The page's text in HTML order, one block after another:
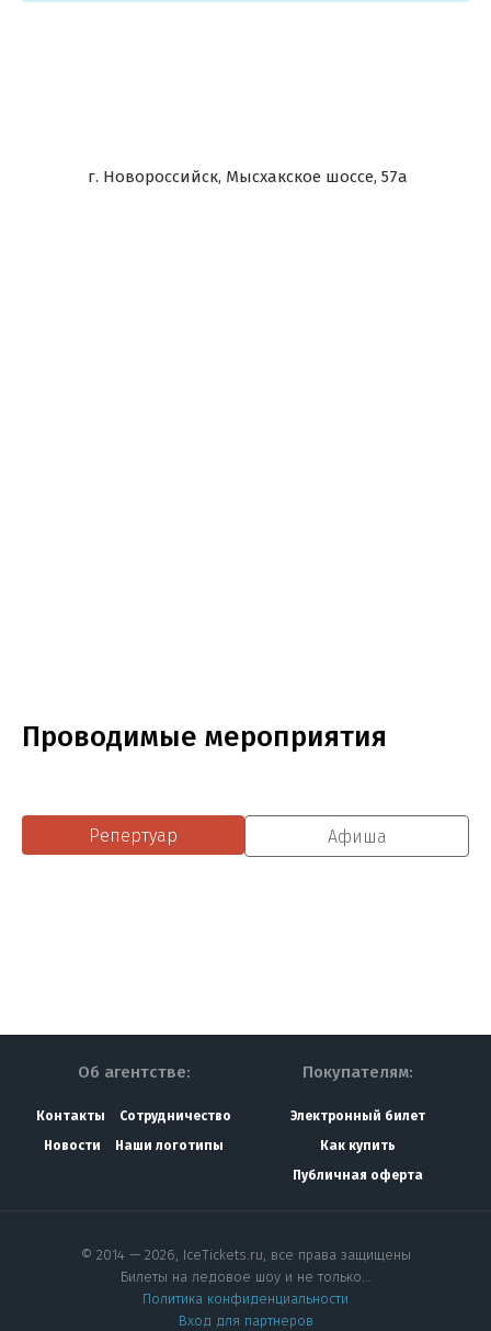
г. Новороссийск, Мысхакское шоссе, 57а
Проводимые мероприятия
Репертуар Афиша
Об агентстве:
Контакты
Сотрудничество
Новости
Наши логотипы
Покупателям:
Электронный билет
Как купить
Публичная оферта
© 2014 — 2026, IceTickets.ru, все права защищены
Билеты на ледовое шоу и не только…
Политика конфиденциальности
Вход для партнеров